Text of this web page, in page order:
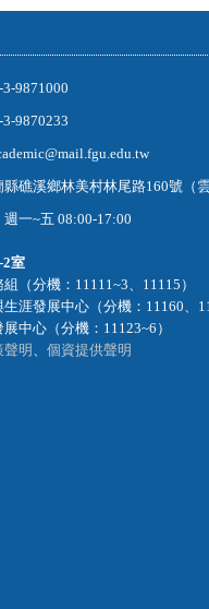
9871000
9870233
縣礁溪鄉林美村林尾路160號（
一~五 08:00-17:00
2室
（分機：11111~3、11115）
涯發展中心（分機：11160、
中心（分機：11123~6）
聲明
個資提供聲明